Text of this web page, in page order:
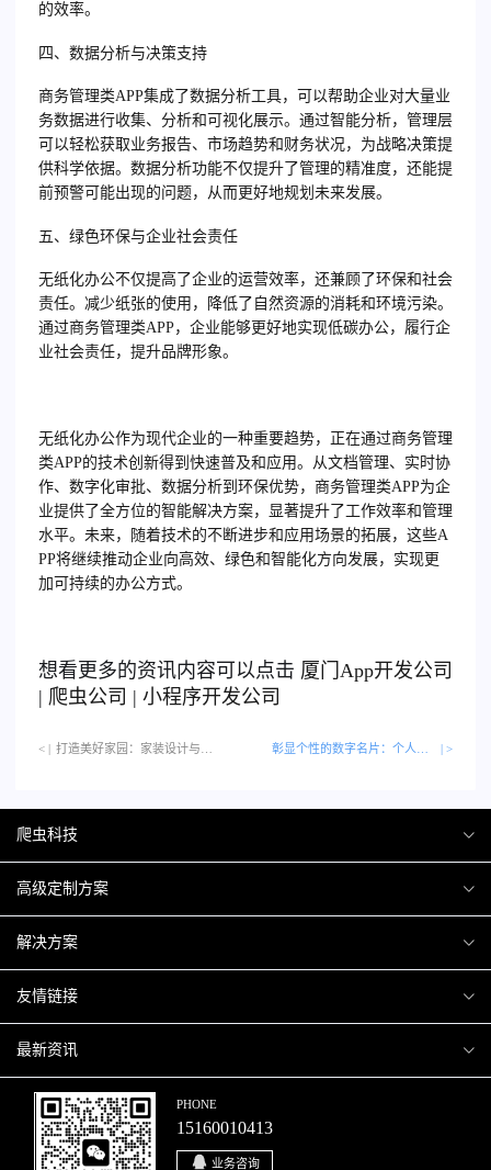
的效率。
四、数据分析与决策支持
商务管理类APP集成了数据分析工具，可以帮助企业对大量业
务数据进行收集、分析和可视化展示。通过智能分析，管理层
可以轻松获取业务报告、市场趋势和财务状况，为战略决策提
供科学依据。数据分析功能不仅提升了管理的精准度，还能提
前预警可能出现的问题，从而更好地规划未来发展。
五、绿色环保与企业社会责任
无纸化办公不仅提高了企业的运营效率，还兼顾了环保和社会
责任。减少纸张的使用，降低了自然资源的消耗和环境污染。
通过商务管理类APP，企业能够更好地实现低碳办公，履行企
业社会责任，提升品牌形象。
无纸化办公作为现代企业的一种重要趋势，正在通过商务管理
类APP的技术创新得到快速普及和应用。从文档管理、实时协
作、数字化审批、数据分析到环保优势，商务管理类APP为企
业提供了全方位的智能解决方案，显著提升了工作效率和管理
水平。未来，随着技术的不断进步和应用场景的拓展，这些A
PP将继续推动企业向高效、绿色和智能化方向发展，实现更
加可持续的办公方式。
想看更多的资讯内容可以点击 厦门 App开发公司
| 爬虫公司 | 小程序开发公司
< | | >
爬虫科技
爬虫案例
关于爬虫
高级定制方案
H5互动营销
微信小程序
移动APP
解决方案
商城解决方案
商城会员积分商城解决方案
网站解决方案
智慧校园解决方案
友情链接
厦门小程序开发
厦门APP开发
厦门微商城开发
最新资讯
行业资讯
爬虫动态
PHONE
15160010413
业务咨询